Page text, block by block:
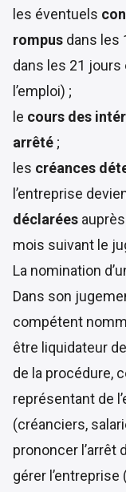
les éventuels
rompus dans les
dans les 21 jours
l’emploi) ;
le cours des
arrêté ;
les créances
l’entreprise
déclarées
mois suivant le
La nomination
Dans son
compétent
être liquidateur
de la procédure,
représentant de
(créanciers,
prononcer l’arrêt
gérer